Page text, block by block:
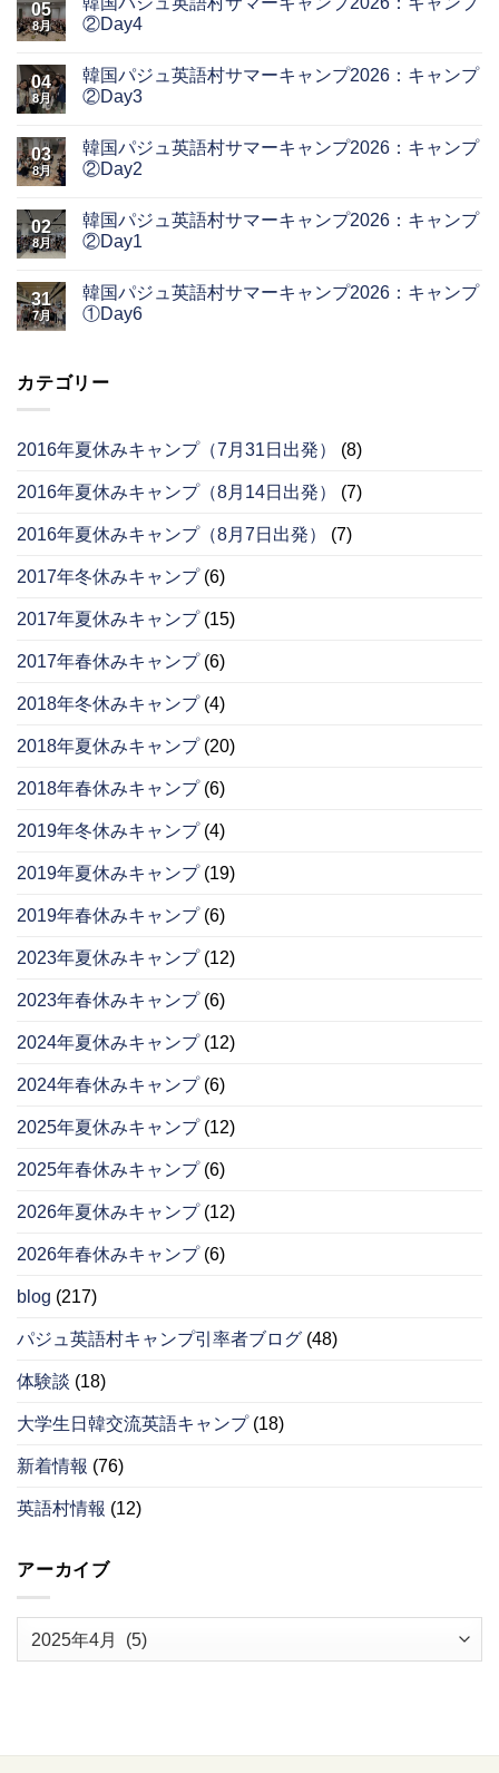
05
8月
②Day4
04
8月
韓国パジュ英語村サマーキャンプ2026：キャンプ
②Day3
03
8月
韓国パジュ英語村サマーキャンプ2026：キャンプ
②Day2
02
8月
韓国パジュ英語村サマーキャンプ2026：キャンプ
②Day1
31
7月
韓国パジュ英語村サマーキャンプ2026：キャンプ
①Day6
カテゴリー
2016年夏休みキャンプ（7月31日出発） (8)
2016年夏休みキャンプ（8月14日出発） (7)
2016年夏休みキャンプ（8月7日出発） (7)
2017年冬休みキャンプ (6)
2017年夏休みキャンプ (15)
2017年春休みキャンプ (6)
2018年冬休みキャンプ (4)
2018年夏休みキャンプ (20)
2018年春休みキャンプ (6)
2019年冬休みキャンプ (4)
2019年夏休みキャンプ (19)
2019年春休みキャンプ (6)
2023年夏休みキャンプ (12)
2023年春休みキャンプ (6)
2024年夏休みキャンプ (12)
2024年春休みキャンプ (6)
2025年夏休みキャンプ (12)
2025年春休みキャンプ (6)
2026年夏休みキャンプ (12)
2026年春休みキャンプ (6)
blog (217)
パジュ英語村キャンプ引率者ブログ (48)
体験談 (18)
大学生日韓交流英語キャンプ (18)
新着情報 (76)
英語村情報 (12)
アーカイブ